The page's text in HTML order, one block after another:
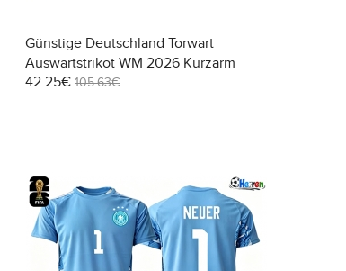
Günstige Deutschland Torwart
Auswärtstrikot WM 2026 Kurzarm
42.25€ 105.63€